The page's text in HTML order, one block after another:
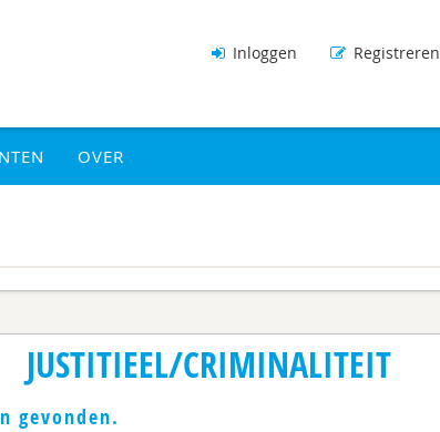
Inloggen Registreren
OVER
JUSTITIEEL/CRIMINALITEIT
gevonden.